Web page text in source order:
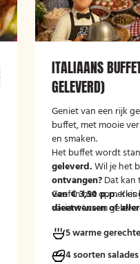
ITALIAANS
GELEVERD)
Geniet van een rijk
buffet, met mooie
en smaken.
Het buffet wordt
geleverd.Wil je het
ontvangen?Dat kan
van € 3,50 p.p.Kies
variant 'warm
Geef in het
dieetwensen of
mee kunnen houden.
5 warme
4 soorten salades